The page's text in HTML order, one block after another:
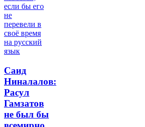
Саид
Ниналалов:
Расул
Гамзатов
не был бы